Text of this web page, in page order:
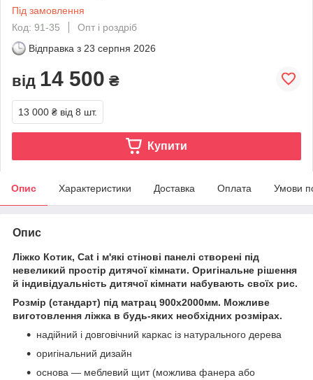
Під замовлення
Код: 91-35
Опт і роздріб
Відправка з 23 серпня 2026
від 14 500 ₴
13 000 ₴ від 8 шт.
Купити
Опис Характеристики Доставка Оплата Умови
Опис
Ліжко Котик, Cat і м'які стінові панелі створені під
невеликий простір дитячої кімнати. Оригінальне рішення
й індивідуальність дитячої кімнати набувають своїх рис.
Розмір (стандарт) під матрац 900х2000мм. Можливе
виготовлення ліжка в будь-яких необхідних розмірах.
надійний і довговічний каркас із натурального дерева
оригінальний дизайн
основа — меблевий щит (можлива фанера або